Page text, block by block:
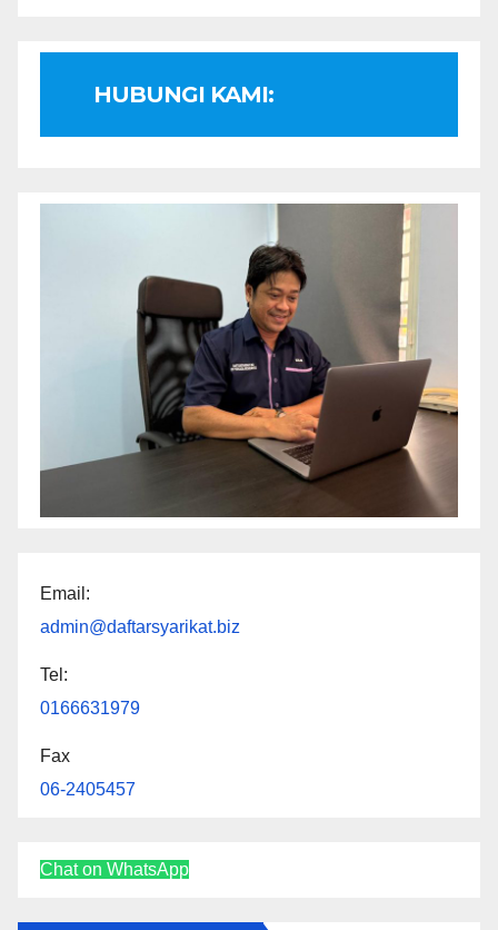
HUBUNGI KAMI:
Email:
admin@daftarsyarikat.biz
Tel:
0166631979
Fax
06-2405457
Chat on WhatsApp